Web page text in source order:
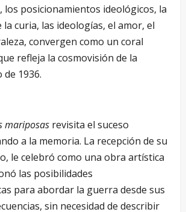
los posicionamientos ideológicos, la
curia, las ideologías, el amor, el
convergen como un coral
refleja la cosmovisión de la
de 1936.
mariposas revisita el suceso
a la memoria. La recepción de su
le celebró como una obra artística
las posibilidades
para abordar la guerra desde sus
sin necesidad de describir